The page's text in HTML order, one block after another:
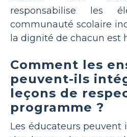
responsabilise les
communauté scolaire
la dignité de chacun est
Comment les
peuvent-ils
leçons de
programme ?
Les éducateurs